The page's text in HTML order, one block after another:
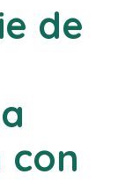
de
con